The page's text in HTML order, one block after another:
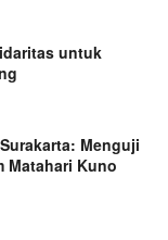
untuk
Menguji
Matahari Kuno